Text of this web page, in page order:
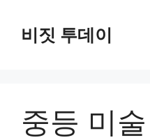
비짓 투데이
중등 미술